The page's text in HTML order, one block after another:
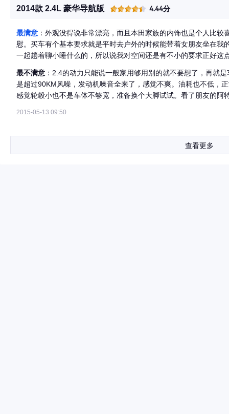
2014款 2.4L 豪华导航版 4.44分
最满意 ：外观没得说非常漂亮，而且本田家族的内饰也是个人比
慰。买车有个基本要求就是平时去户外的时候能带着女朋友坐在我
一起趟着聊小睡什么的，所以说我对空间还是有不小的要求正好这
的选择是对的。
最不满意 ：2.4的动力只能说一般家用够用别的就不要想了，再就
是超过90KM风噪，发动机噪音全来了，感觉不爽。油耗也不低，
感觉轮毂小也不是车体不够宽，准备换个大脚试试。看了朋友的阿
2015-05-13 09:50
查看更多